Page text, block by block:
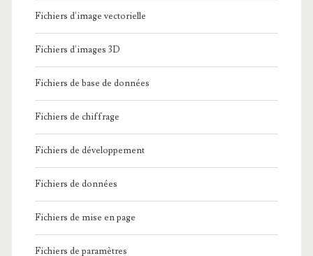
Fichiers d'image vectorielle
Fichiers d'images 3D
Fichiers de base de données
Fichiers de chiffrage
Fichiers de développement
Fichiers de données
Fichiers de mise en page
Fichiers de paramètres